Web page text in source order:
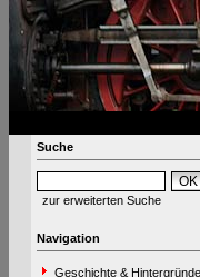
Suche
zur erweiterten Suche
Navigation
Geschichte & Hintergründe